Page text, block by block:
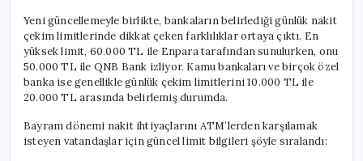
Yeni güncellemeyle birlikte, bankaların belirlediği günlük nakit
çekim limitlerinde dikkat çeken farklılıklar ortaya çıktı. En
yüksek limit, 60.000 TL ile Enpara tarafından sunulurken, onu
50.000 TL ile QNB Bank izliyor. Kamu bankaları ve birçok özel
banka ise genellikle günlük çekim limitlerini 10.000 TL ile
20.000 TL arasında belirlemiş durumda.
Bayram dönemi nakit ihtiyaçlarını ATM’lerden karşılamak
isteyen vatandaşlar için güncel limit bilgileri şöyle sıralandı: